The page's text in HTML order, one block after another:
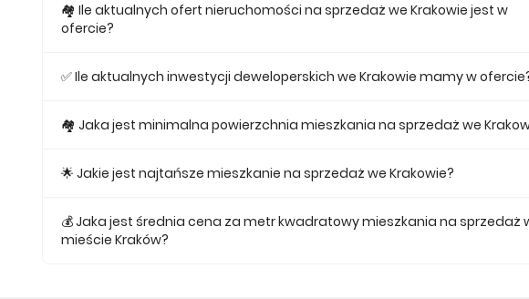
🏘️ Ile aktualnych ofert nieruchomości na sprzedaż we Krakowie jest w
ofercie?
✅ Ile aktualnych inwestycji deweloperskich we Krakowie mamy w
🏘 Jaka jest minimalna powierzchnia mieszkania na sprzedaż we
🌟 Jakie jest najtańsze mieszkanie na sprzedaż we Krakowie?
💰 Jaka jest średnia cena za metr kwadratowy mieszkania na sprzedaż
mieście Kraków?